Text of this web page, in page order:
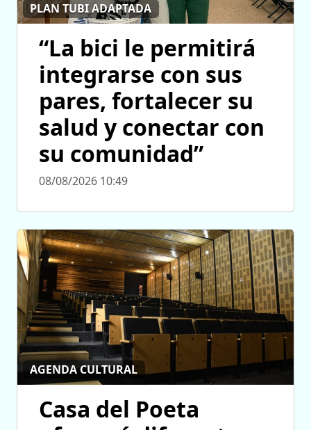
PLAN TUBI ADAPTADA
“La bici le permitirá
integrarse con sus
pares, fortalecer su
salud y conectar con
su comunidad”
08/08/2026 10:49
AGENDA CULTURAL
Casa del Poeta